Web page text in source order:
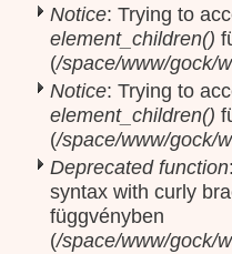
Notice: Trying to
element_children()
(/space/www/gock/
Notice: Trying to
element_children()
(/space/www/gock/
Deprecated function
syntax with curly
függvényben
(/space/www/gock/